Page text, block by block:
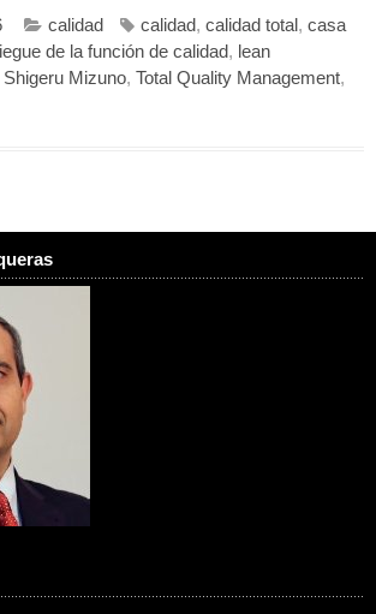
calidad calidad, calidad total, casa
de la función de calidad, lean
Shigeru Mizuno, Total Quality Management,